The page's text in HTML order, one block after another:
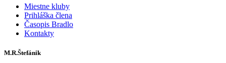
Miestne kluby
Prihláška člena
Časopis Bradlo
Kontakty
M.R.Štefánik